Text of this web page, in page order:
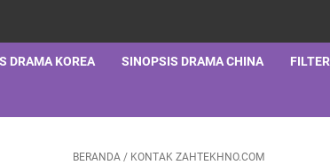
DRAMA KOREA SINOPSIS DRAMA CHINA FILTER
BERANDA / KONTAK ZAHTEKHNO.COM